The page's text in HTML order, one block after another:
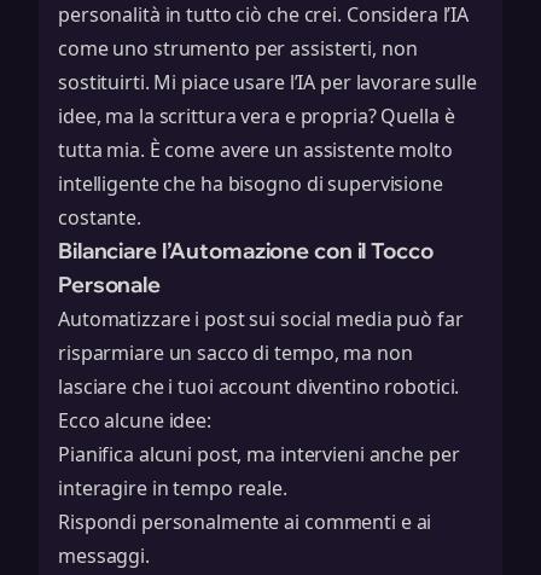
personalità in tutto ciò che crei. Considera l’IA
come uno strumento per assisterti, non
sostituirti. Mi piace usare l’IA per lavorare sulle
idee, ma la scrittura vera e propria? Quella è
tutta mia. È come avere un assistente molto
intelligente che ha bisogno di supervisione
costante.
Bilanciare l’Automazione con il Tocco
Personale
Automatizzare i post sui social media può far
risparmiare un sacco di tempo, ma non
lasciare che i tuoi account diventino robotici.
Ecco alcune idee:
Pianifica alcuni post, ma intervieni anche per
interagire in tempo reale.
Rispondi personalmente ai commenti e ai
messaggi.